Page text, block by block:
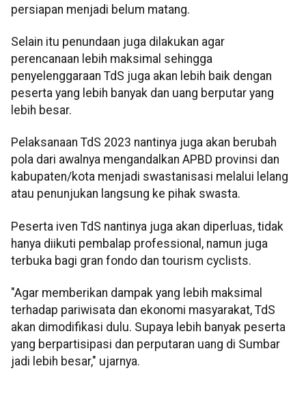
persiapan menjadi belum matang.
Selain itu penundaan juga dilakukan agar
perencanaan lebih maksimal sehingga
penyelenggaraan TdS juga akan lebih baik dengan
peserta yang lebih banyak dan uang berputar yang
lebih besar.
Pelaksanaan TdS 2023 nantinya juga akan berubah
pola dari awalnya mengandalkan APBD provinsi dan
kabupaten/kota menjadi swastanisasi melalui lelang
atau penunjukan langsung ke pihak swasta.
Peserta iven TdS nantinya juga akan diperluas, tidak
hanya diikuti pembalap professional, namun juga
terbuka bagi gran fondo dan tourism cyclists.
"Agar memberikan dampak yang lebih maksimal
terhadap pariwisata dan ekonomi masyarakat, TdS
akan dimodifikasi dulu. Supaya lebih banyak peserta
yang berpartisipasi dan perputaran uang di Sumbar
jadi lebih besar," ujarnya.